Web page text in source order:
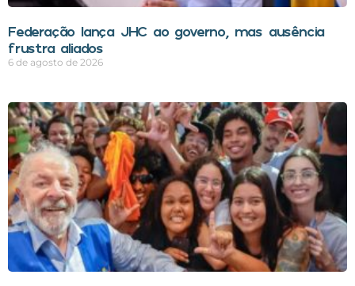
Federação lança JHC ao governo, mas ausência
frustra aliados
6 de agosto de 2026